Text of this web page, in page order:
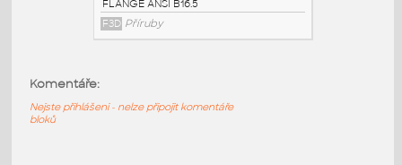
F3D Příruby
Příruby
Komentáře:
Nejste přihlášeni - nelze připojit komentáře
bloků